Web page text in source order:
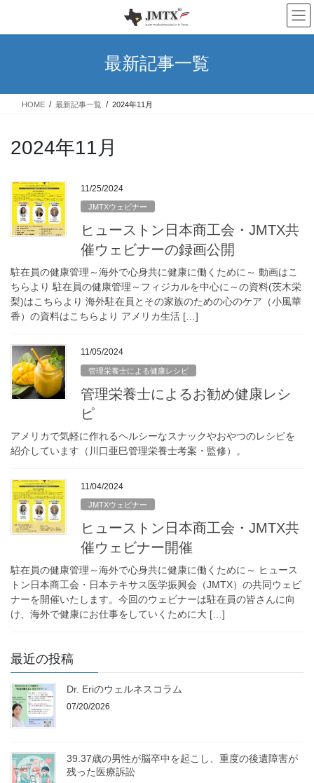
テ
ス
ゲ
ン
最新記事一覧
HOME 最新記事一覧 2024年11月
2024年11月
11/25/2024
JMTXウェビナー
ヒューストン日本商工会・JMTX共
催ウェビナーの録画公開
駐在員の健康管理～海外で心身共に健康に働くために～ 動画はこ
ちらより 駐在員の健康管理～フィジカルを中心に～の資料(茨木栄
梨)はこちらより 海外駐在員とその家族のための心のケア（小風華
香）の資料はこちらより アメリカ生活 […]
11/05/2024
管理栄養士による健康レシピ
管理栄養士によるお勧め健康レシ
ピ
アメリカで気軽に作れるヘルシーなスナックやおやつのレシピを
紹介しています（川口亜巳管理栄養士考案・監修）。
11/04/2024
JMTXウェビナー
ヒューストン日本商工会・JMTX共
催ウェビナー開催
駐在員の健康管理～海外で心身共に健康に働くために～ ヒュース
トン日本商工会・日本テキサス医学振興会（JMTX）の共同ウェビ
ナーを開催いたします。今回のウェビナーは駐在員の皆さんに向
け、海外で健康にお仕事をしていくために大 […]
最近の投稿
Dr. Eriのウェルネスコラム
07/20/2026
39.37歳の男性が脳卒中を起こし、重度の後遺障害が
残った医療訴訟